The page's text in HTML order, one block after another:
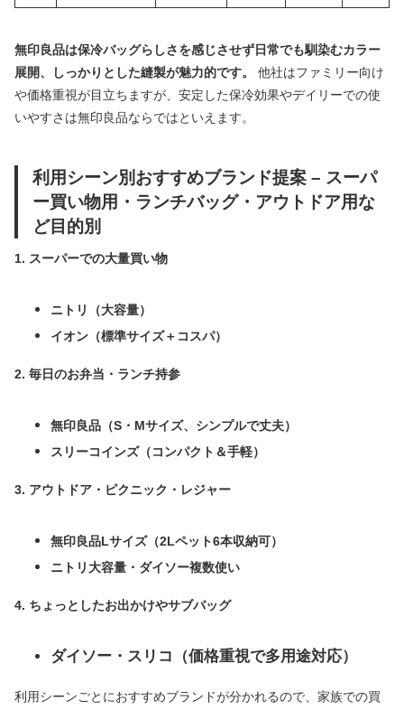
無印良品は保冷バッグらしさを感じさせず日常でも馴染むカラー
展開、しっかりとした縫製が魅力的です。
他社はファミリー向け
や価格重視が目立ちますが、安定した保冷効果やデイリーでの使
いやすさは無印良品ならではといえます。
利用シーン別おすすめブランド提案 – スーパ
ー買い物用・ランチバッグ・アウトドア用な
ど目的別
1. スーパーでの大量買い物
ニトリ（大容量）
イオン（標準サイズ＋コスパ）
2. 毎日のお弁当・ランチ持参
無印良品（S・Mサイズ、シンプルで丈夫）
スリーコインズ（コンパクト＆手軽）
3. アウトドア・ピクニック・レジャー
無印良品Lサイズ（2Lペット6本収納可）
ニトリ大容量・ダイソー複数使い
4. ちょっとしたお出かけやサブバッグ
ダイソー・スリコ（価格重視で多用途対応）
利用シーンごとにおすすめブランドが分かれるので、家族での買